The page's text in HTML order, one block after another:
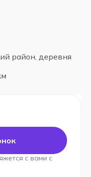
район, деревня
с вами с